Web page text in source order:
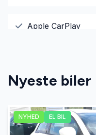
Apple CarPlay
El-ruder
El-spejle
Nyeste biler
NYHED EL BIL